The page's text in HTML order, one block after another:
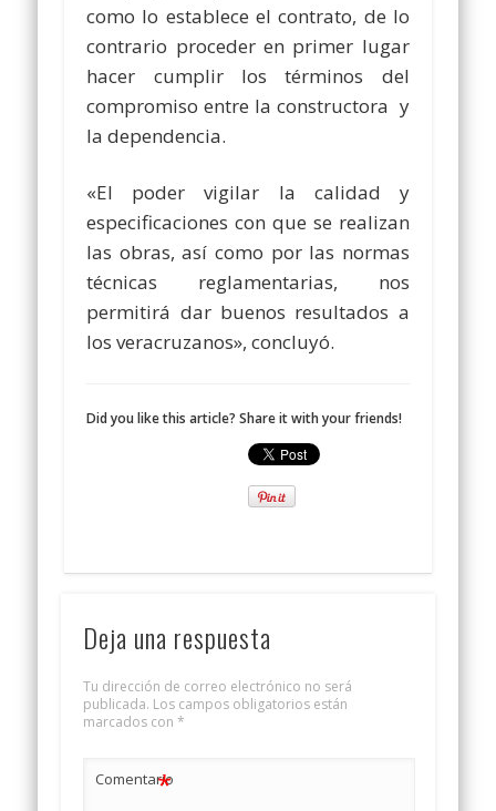
como lo establece el contrato, de lo
contrario proceder en primer lugar
hacer cumplir los términos del
compromiso entre la constructora y
la dependencia.
«El poder vigilar la calidad y
especificaciones con que se realizan
las obras, así como por las normas
técnicas reglamentarias, nos
permitirá dar buenos resultados a
los veracruzanos», concluyó.
Did you like this article? Share it with your friends!
Deja una respuesta
Tu dirección de correo electrónico no será
publicada. Los campos obligatorios están
marcados con *
Comentario
*